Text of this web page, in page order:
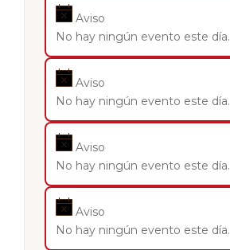
Aviso
No hay ningún evento este día.
Aviso
No hay ningún evento este día.
Aviso
No hay ningún evento este día.
Aviso
No hay ningún evento este día.